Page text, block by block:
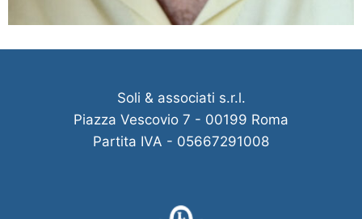
Soli & associati s.r.l.
Piazza Vescovio 7 - 00199 Roma
Partita IVA - 05667291008